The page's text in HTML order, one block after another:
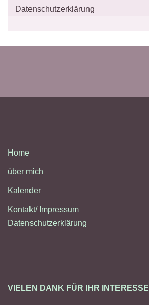
Datenschutzerklärung
Home
über mich
Kalender
Kontakt/ Impressum
Datenschutzerklärung
VIELEN DANK FÜR IHR INTERESSE